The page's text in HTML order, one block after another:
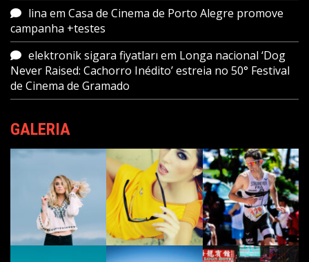
lina em Casa de Cinema de Porto Alegre promove
campanha +testes
elektronik sigara fiyatları em Longa nacional ‘Dog
Never Raised: Cachorro Inédito’ estreia no 50° Festival
de Cinema de Gramado
GALERIA